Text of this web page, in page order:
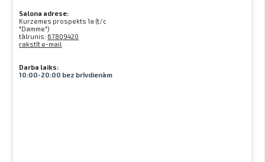
Salona adrese:
Kurzemes prospekts 1a (t/c
"Damme")
tālrunis: 67809420
rakstīt e-mail
Darba laiks:
10:00-20:00 bez brīvdienām